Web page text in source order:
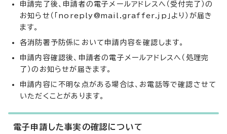
申請完了後、申請者の電子メールアドレスへ（受付完了）の
お知らせ（「noreply@mail.graffer.jp」より）が届き
ます。
各消防署予防係において申請内容を確認します。
申請内容確認後、申請者の電子メールアドレスへ（処理完
了）のお知らせが届きます。
申請内容に不明な点がある場合は、お電話等で確認させて
いただくことがあります。
電子申請した事実の確認について